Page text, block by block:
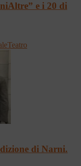
e i 20 di
Teatro
di Narni.